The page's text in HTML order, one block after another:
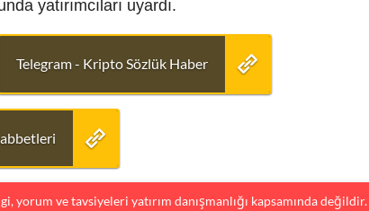
yatırımcıları uyardı.
Telegram - Kripto Sözlük Haber
yorum ve tavsiyeleri yatırım danışmanlığı kapsamında değildir.